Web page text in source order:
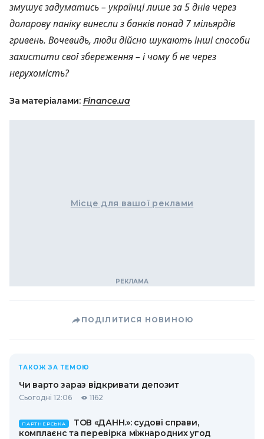
змушує задуматись – українці лише за 5 днів через
доларову паніку винесли з банків понад 7 мільярдів
гривень. Вочевидь, люди дійсно шукають інші способи
захистити свої збереження – і чому б не через
нерухомість?
За матеріалами: Finance.ua
Місце для вашої реклами
ПОДІЛИТИСЯ НОВИНОЮ
ТАКОЖ ЗА ТЕМОЮ
Чи варто зараз відкривати депозит
Сьогодні 12:06 1162
ПАРТНЕРСЬКА
ТОВ «ДАНН.»: судові справи,
комплаєнс та перевірка міжнародних угод